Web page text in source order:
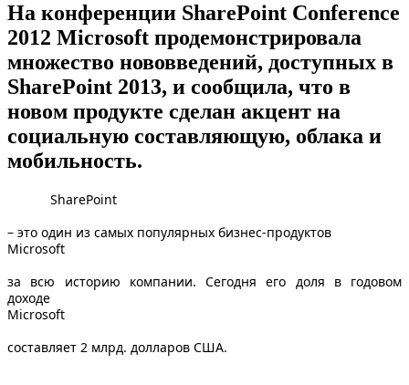
На конференции SharePoint Conference
2012 Microsoft продемонстрировала
множество нововведений, доступных в
SharePoint 2013, и сообщила, что в
новом продукте сделан акцент на
социальную составляющую, облака и
мобильность.
SharePoint
– это один из самых популярных бизнес-продуктов
Microsoft
за всю историю компании. Сегодня его доля в годовом
доходе
Microsoft
составляет 2 млрд. долларов США.